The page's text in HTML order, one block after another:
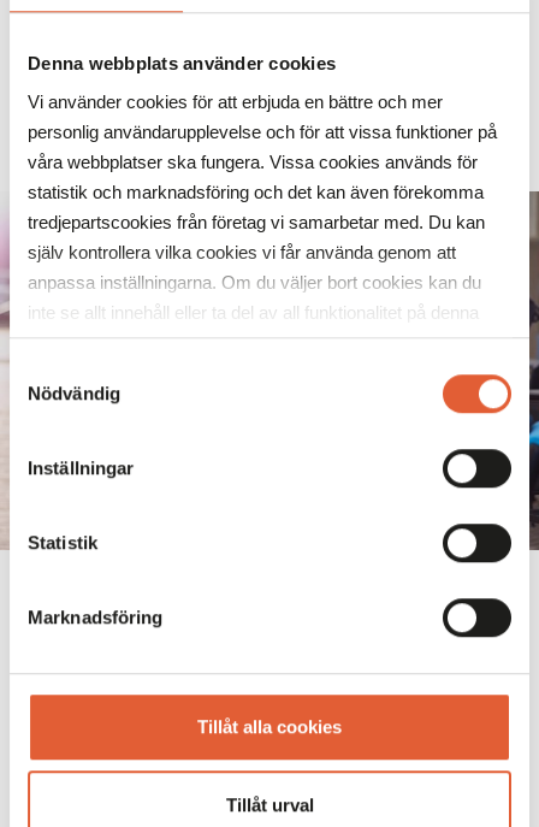
Denna webbplats använder cookies
Vi använder cookies för att erbjuda en bättre och mer
personlig användarupplevelse och för att vissa funktioner på
våra webbplatser ska fungera. Vissa cookies används för
statistik och marknadsföring och det kan även förekomma
tredjepartscookies från företag vi samarbetar med. Du kan
själv kontrollera vilka cookies vi får använda genom att
anpassa inställningarna. Om du väljer bort cookies kan du
inte se allt innehåll eller ta del av all funktionalitet på denna
webbplats.
Samtyckesval
Nödvändig
Inställningar
Statistik
Marknadsföring
Tillåt alla cookies
Tillåt urval
Stadskvarteret Mobilia bygger på en hållbar grund och
för oss innefattar det även hälsan. Att få vård när du
behöver, men också välmående före och efter.
LÄS MER
Folktandvården Skåne
Folktandvården Skåne är ett av Sveriges tio största
summan av professionella medarbetare som varje dag –
tillsammans – jobbar för att alla skåningar ska vara stolta